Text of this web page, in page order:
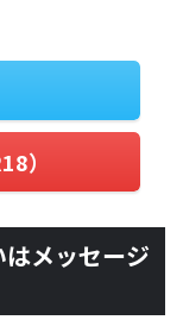
）
メッセージ